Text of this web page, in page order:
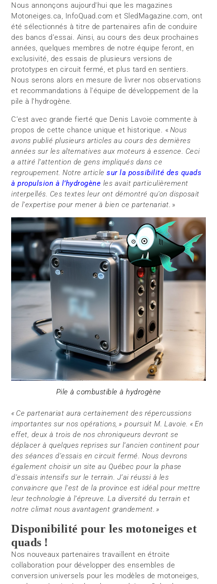
Nous annonçons aujourd’hui que les magazines
Motoneiges.ca, InfoQuad.com et SledMagazine.com, ont
été sélectionnés à titre de partenaires afin de conduire
des bancs d’essai. Ainsi, au cours des deux prochaines
années, quelques membres de notre équipe feront, en
exclusivité, des essais de plusieurs versions de
prototypes en circuit fermé, et plus tard en sentiers.
Nous serons alors en mesure de livrer nos observations
et recommandations à l’équipe de développement de la
pile à l’hydrogène.
C’est avec grande fierté que Denis Lavoie commente à
propos de cette chance unique et historique. « Nous
avons publié plusieurs articles au cours des dernières
années sur les alternatives aux moteurs à essence. Ceci
a attiré l’attention de gens impliqués dans ce
regroupement. Notre articlesur la possibilité des quads
à propulsion à l’hydrogène les avait particulièrement
interpellés. Ces textes leur ont démontré qu’on disposait
de l’expertise pour mener à bien ce partenariat. »
Pile à combustible à hydrogène
« Ce partenariat aura certainement des répercussions
importantes sur nos opérations, » poursuit M. Lavoie. « En
effet, deux à trois de nos chroniqueurs devront se
déplacer à quelques reprises sur l’ancien continent pour
des séances d’essais en circuit fermé. Nous devrons
également choisir un site au Québec pour la phase
d’essais intensifs sur le terrain. J’ai réussi à les
convaincre que l’est de la province est idéal pour mettre
leur technologie à l’épreuve. La diversité du terrain et
notre climat nous avantagent grandement. »
Disponibilité pour les motoneiges et
quads !
Nos nouveaux partenaires travaillent en étroite
collaboration pour développer des ensembles de
conversion universels pour les modèles de motoneiges,